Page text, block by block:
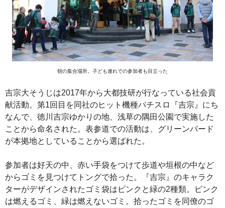
朝の集合場所。子ども連れでの参加者も目立った
吉宗大そうじは2017年から大都技研が行なっている社会貢
献活動。第1回目を同社のヒット機種パチスロ『吉宗』にち
なんで、徳川吉宗ゆかりの地、浅草の隅田公園で実施した
ことから命名された。表参道での活動は、グリーンバード
が本拠地としていることから選ばれた。
参加者は好天の中、赤い手袋をつけて歩道や垣根の中など
からゴミを見つけてトングで拾った。『吉宗』のキャラク
ターがデザインされたゴミ袋はピンクと緑の2種類。ピンク
は燃えるゴミ、緑は燃えないゴミ。拾ったゴミを同僚のゴ